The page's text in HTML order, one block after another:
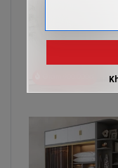
- Tối ưu
được
tối ưu không gian cho
và dễ chịu cho không gian
trang trí, sản phẩm sở
đến tính năng. Đảm bảo